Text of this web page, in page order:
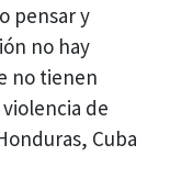
pensar y
no hay
no tienen
de
Cuba